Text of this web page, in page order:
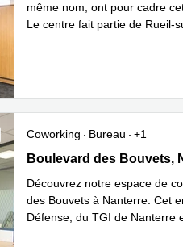
même nom, ont pour cadre
Le centre fait partie de Rueil-
Coworking Bureau
+1
3-5 Boulevard des Bouvets,
Boulevard des Bouvets,
Découvrez notre espace de
des Bouvets à Nanterre. Cet
Défense, du TGI de Nanterre